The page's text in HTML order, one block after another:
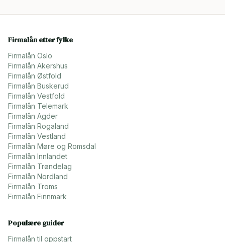
Firmalån etter fylke
Firmalån Oslo
Firmalån Akershus
Firmalån Østfold
Firmalån Buskerud
Firmalån Vestfold
Firmalån Telemark
Firmalån Agder
Firmalån Rogaland
Firmalån Vestland
Firmalån Møre og Romsdal
Firmalån Innlandet
Firmalån Trøndelag
Firmalån Nordland
Firmalån Troms
Firmalån Finnmark
Populære guider
Firmalån til oppstart